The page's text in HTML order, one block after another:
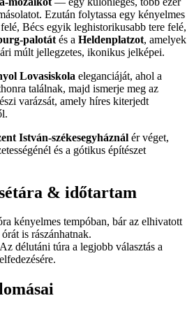
Ezután folytassa egy kényelmes
felé, Bécs egyik leghistorikusabb tere felé,
palotát és a Heldenplatzot, amelyek
múlt jellegzetes, ikonikus jelképei.
Lovasiskola eleganciáját, ahol a
találnak, majd ismerje meg az
varázsát, amely híres kiterjedt
István-székesegyháznál ér véget,
és a gótikus építészet
& időtartam
kényelmes tempóban, bár az elhivatott
is rászánhatnak.
Az délutáni túra a legjobb választás a